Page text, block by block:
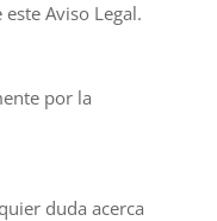
Aviso Legal.
por la
duda acerca